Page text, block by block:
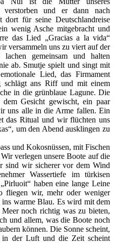
verstorben und er dann nach
für seine Deutschlandreise
wenig Asche mitgebracht und
das Lied „Gracias a la vida“
versammeln uns zu viert auf der
lachen gemeinsam und halten
ab. Smutje spielt und singt mit
Lied, das Firmament
schlägt ans Riff und mit einem
in die grünblaue Lagune. Die
Gesicht gewischt, ein paar
uns alle in die Arme fallen. Ein
das Ritual und wir flüchten uns
um den Abend ausklingen zu
und Kokosnüssen, mit Fischen
verlegen unsere Boote auf die
sind wir sicherer vor dem Wind
Wassertiefe im türkisen
haben eine lange Leine
fliegen wir, mehr oder weniger
warme Blau. Es wird mit dem
noch richtig was zu bieten,
und allem, was die Boote noch
können. Die Sonne scheint,
in der Luft und die Zeit scheint